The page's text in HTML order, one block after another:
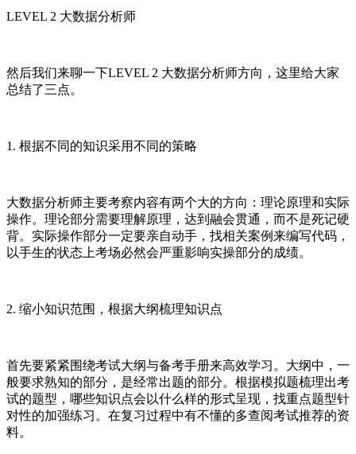
LEVEL 2 大数据分析师
然后我们来聊一下LEVEL 2 大数据分析师方向，这里给大家
总结了三点。
1. 根据不同的知识采用不同的策略
大数据分析师主要考察内容有两个大的方向：理论原理和实际
操作。理论部分需要理解原理，达到融会贯通，而不是死记硬
背。实际操作部分一定要亲自动手，找相关案例来编写代码，
以手生的状态上考场必然会严重影响实操部分的成绩。
2. 缩小知识范围，根据大纲梳理知识点
首先要紧紧围绕考试大纲与备考手册来高效学习。大纲中，一
般要求熟知的部分，是经常出题的部分。根据模拟题梳理出考
试的题型，哪些知识点会以什么样的形式呈现，找重点题型针
对性的加强练习。在复习过程中有不懂的多查阅考试推荐的资
料。